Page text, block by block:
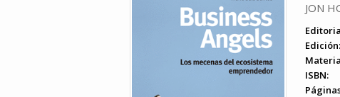
JON
Edición:
ISBN: